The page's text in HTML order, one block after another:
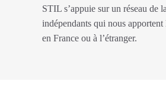
STIL s’appuie sur un réseau de
indépendants qui nous
en France ou à l’étranger.